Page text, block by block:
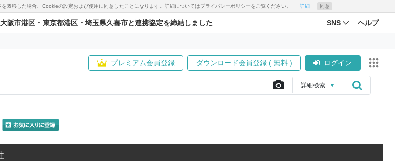
移した場合、Cookieの設定および使用に同意したことになります。詳細についてはプライバシーポリシーをご覧ください。 詳細 同意
阪市港区・東京都港区・埼玉県久喜市と連携協定を締結しました SNS ヘルプ
プレミアム会員登録 ダウンロード会員登録 ( 無料 ) ログイン
詳細検索 ▼